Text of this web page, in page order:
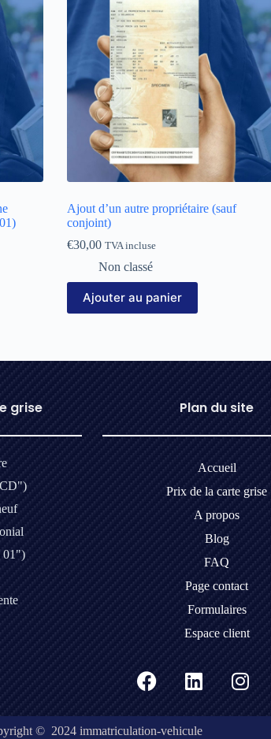
Ajout d’un autre propriétaire (sauf
conjoint)
€30,00 TVA incluse
Non classé
Ajouter au panier
grise
01")
Plan du site
Accueil
Prix de la carte grise
A propos
Blog
FAQ
Page contact
Formulaires
Espace client
© 2024 immatriculation-vehicule